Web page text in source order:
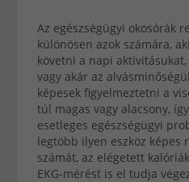
Az egészségügyi okosórák
különösen azok számára,
követni a napi
vagy akár az
képesek figyelmeztetni a
túl magas vagy alacsony,
esetleges egészségügyi
legtöbb ilyen eszköz képes
számát, az elégetett
EKG-mérést is el tudja